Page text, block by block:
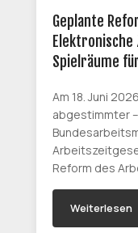
Geplante
Spielräume
Am 18. Juni
abgestimmter
Reform des
Weiterlesen